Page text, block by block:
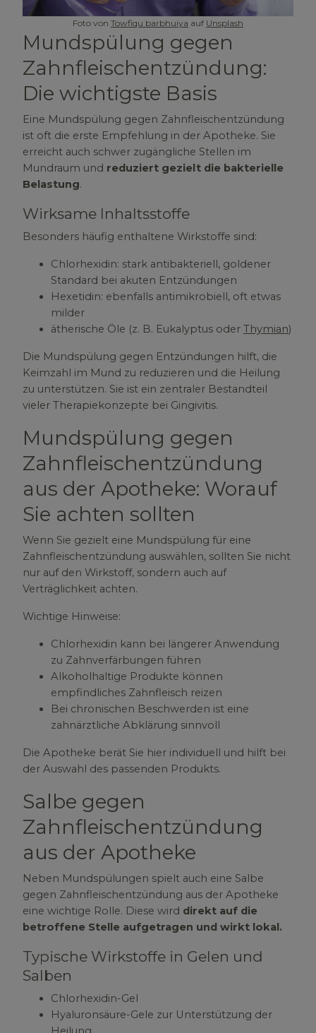
Foto von Towfiqu barbhuiya auf Unsplash
Mundspülung gegen
Zahnfleischentzündung:
Die wichtigste Basis
Eine Mundspülung gegen Zahnfleischentzündung
ist oft die erste Empfehlung in der Apotheke. Sie
erreicht auch schwer zugängliche Stellen im
Mundraum und reduziert gezielt die bakterielle
Belastung.
Wirksame Inhaltsstoffe
Besonders häufig enthaltene Wirkstoffe sind:
Chlorhexidin: stark antibakteriell, goldener
Standard bei akuten Entzündungen
Hexetidin: ebenfalls antimikrobiell, oft etwas
milder
ätherische Öle (z. B. Eukalyptus oder Thymian)
Die Mundspülung gegen Entzündungen hilft, die
Keimzahl im Mund zu reduzieren und die Heilung
zu unterstützen. Sie ist ein zentraler Bestandteil
vieler Therapiekonzepte bei Gingivitis.
Mundspülung gegen
Zahnfleischentzündung
aus der Apotheke: Worauf
Sie achten sollten
Wenn Sie gezielt eine Mundspülung für eine
Zahnfleischentzündung auswählen, sollten Sie nicht
nur auf den Wirkstoff, sondern auch auf
Verträglichkeit achten.
Wichtige Hinweise:
Chlorhexidin kann bei längerer Anwendung
zu Zahnverfärbungen führen
Alkoholhaltige Produkte können
empfindliches Zahnfleisch reizen
Bei chronischen Beschwerden ist eine
zahnärztliche Abklärung sinnvoll
Die Apotheke berät Sie hier individuell und hilft bei
der Auswahl des passenden Produkts.
Salbe gegen
Zahnfleischentzündung
aus der Apotheke
Neben Mundspülungen spielt auch eine Salbe
gegen Zahnfleischentzündung aus der Apotheke
eine wichtige Rolle. Diese wird direkt auf die
betroffene Stelle aufgetragen und wirkt lokal.
Typische Wirkstoffe in Gelen und
Salben
Chlorhexidin-Gel
Hyaluronsäure-Gele zur Unterstützung der